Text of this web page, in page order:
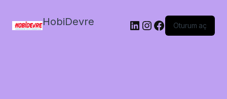
HobiDevre LinkedIn
Instagram
Facebook
Oturum aç